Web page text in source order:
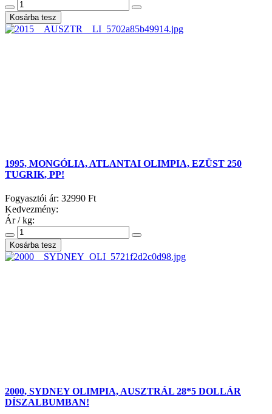
1995, MONGÓLIA, ATLANTAI OLIMPIA, EZÜST 250
TUGRIK, PP!
Fogyasztói ár: 32990 Ft
Kedvezmény:
Ár / kg:
2000, SYDNEY OLIMPIA, AUSZTRÁL 28*5 DOLLÁR
DÍSZALBUMBAN!